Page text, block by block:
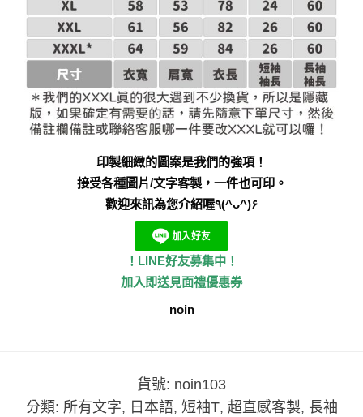
印製細緻的圖案是我們的強項！
接受各種圖片/文字客製，一件也可印。
歡迎來訊為您介紹喔٩(^ᴗ^)۶
！LINE好友募集中！
加入即送見面禮優惠券
noin
貨號: noin103
分類: 所有文字, 日本語, 短袖T, 超直感客製, 長袖